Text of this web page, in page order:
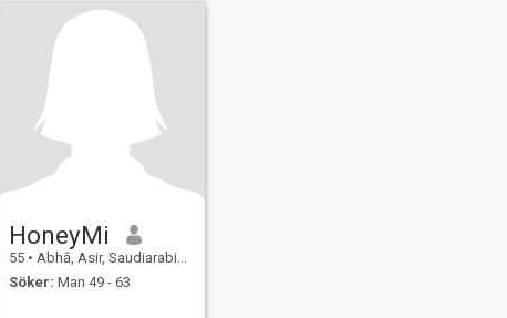
HoneyMi
55 • Abhā, Asir, Saudiarabien
Söker: Man 49 - 63